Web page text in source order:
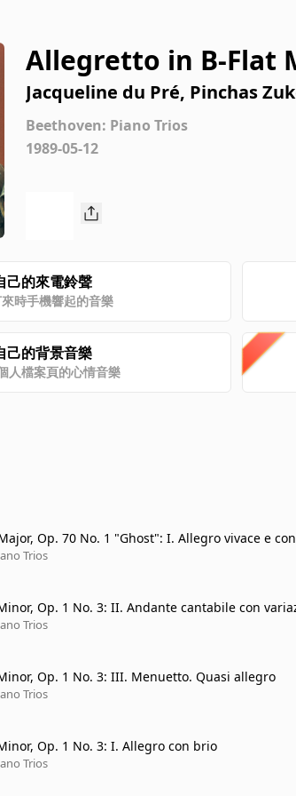
Allegretto in B-Flat
Jacqueline du Pré, Pinchas
Beethoven: Piano Trios
1989-05-12
己的來電鈴聲
時手機響起的音樂
己的背景音樂
人檔案頁的心情音樂
Op. 70 No. 1 "Ghost": I. Allegro vivace e
Trios
Op. 1 No. 3: II. Andante cantabile con
Trios
Op. 1 No. 3: III. Menuetto. Quasi allegro
Trios
Op. 1 No. 3: I. Allegro con brio
Trios